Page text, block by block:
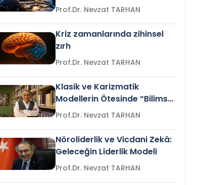
Prof.Dr. Nevzat TARHAN
Kriz zamanlarında zihinsel
zırh
Prof.Dr. Nevzat TARHAN
Klasik ve Karizmatik
Modellerin Ötesinde “Bilimsel
Liderlik”
Prof.Dr. Nevzat TARHAN
Nöroliderlik ve Vicdani Zekâ:
Geleceğin Liderlik Modeli
Prof.Dr. Nevzat TARHAN